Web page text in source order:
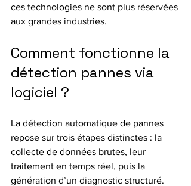
ces technologies ne sont plus réservées
aux grandes industries.
Comment fonctionne la
détection pannes via
logiciel ?
La détection automatique de pannes
repose sur trois étapes distinctes : la
collecte de données brutes, leur
traitement en temps réel, puis la
génération d’un diagnostic structuré.